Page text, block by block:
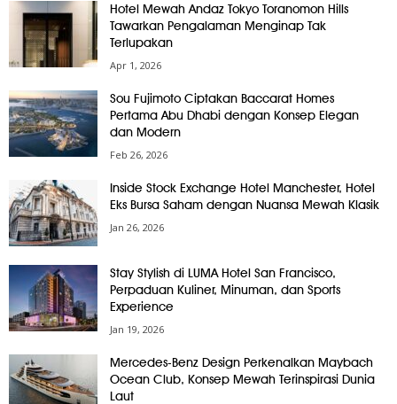
Hotel Mewah Andaz Tokyo Toranomon Hills
Tawarkan Pengalaman Menginap Tak
Terlupakan
Apr 1, 2026
Sou Fujimoto Ciptakan Baccarat Homes
Pertama Abu Dhabi dengan Konsep Elegan
dan Modern
Feb 26, 2026
Inside Stock Exchange Hotel Manchester, Hotel
Eks Bursa Saham dengan Nuansa Mewah Klasik
Jan 26, 2026
Stay Stylish di LUMA Hotel San Francisco,
Perpaduan Kuliner, Minuman, dan Sports
Experience
Jan 19, 2026
Mercedes-Benz Design Perkenalkan Maybach
Ocean Club, Konsep Mewah Terinspirasi Dunia
Laut